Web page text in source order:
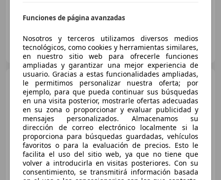
Particular
ES-01010 Vitoria
Mercedes-Benz C 220
Coupé 220CDI Sport Edition
Funciones de página avanzadas
Nosotros y terceros utilizamos diversos medios
tecnológicos, como cookies y herramientas similares,
en nuestro sitio web para ofrecerle funciones
ampliadas y garantizar una mejor experiencia de
usuario. Gracias a estas funcionalidades ampliadas,
le permitimos personalizar nuestra oferta; por
ejemplo, para que pueda continuar sus búsquedas
en una visita posterior, mostrarle ofertas adecuadas
en su zona o proporcionar y evaluar publicidad y
mensajes personalizados. Almacenamos su
dirección de correo electrónico localmente si la
proporciona para búsquedas guardadas, vehículos
favoritos o para la evaluación de precios. Esto le
facilita el uso del sitio web, ya que no tiene que
volver a introducirla en visitas posteriores. Con su
consentimiento, se transmitirá información basada